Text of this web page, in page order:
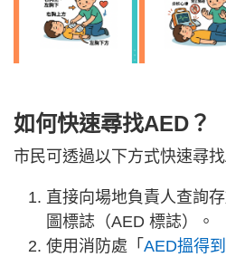
如何快速尋找AED？
市民可透過以下方式快速尋找
直接向場地負責人查詢
圖標誌（AED 標誌）。
使用消防處「 AED搵得到